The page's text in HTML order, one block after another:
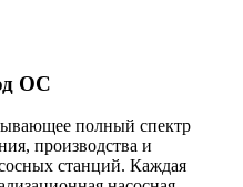
ОС
полный спектр
производства и
станций. Каждая